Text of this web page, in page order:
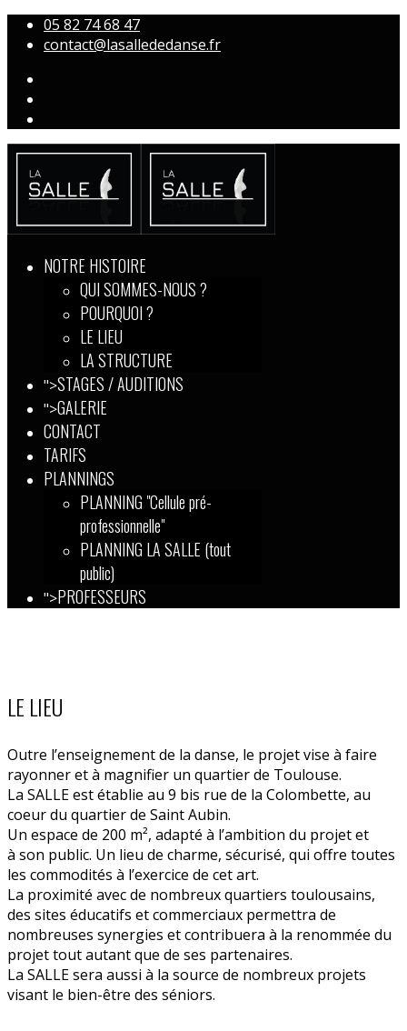
05 82 74 68 47
contact@lasallededanse.fr
NOTRE HISTOIRE
QUI SOMMES-NOUS ?
POURQUOI ?
LE LIEU
LA STRUCTURE
">STAGES / AUDITIONS
">GALERIE
CONTACT
TARIFS
PLANNINGS
PLANNING "Cellule pré-
professionnelle"
PLANNING LA SALLE (tout
public)
">PROFESSEURS
LE LIEU
Outre l’enseignement de la danse, le projet vise à faire
rayonner et à magnifier un quartier de Toulouse.
La SALLE est établie au 9 bis rue de la Colombette, au
coeur du quartier de Saint Aubin.
Un espace de 200 m², adapté à l’ambition du projet et
à son public. Un lieu de charme, sécurisé, qui offre toutes
les commodités à l’exercice de cet art.
La proximité avec de nombreux quartiers toulousains,
des sites éducatifs et commerciaux permettra de
nombreuses synergies et contribuera à la renommée du
projet tout autant que de ses partenaires.
La SALLE sera aussi à la source de nombreux projets
visant le bien-être des séniors.